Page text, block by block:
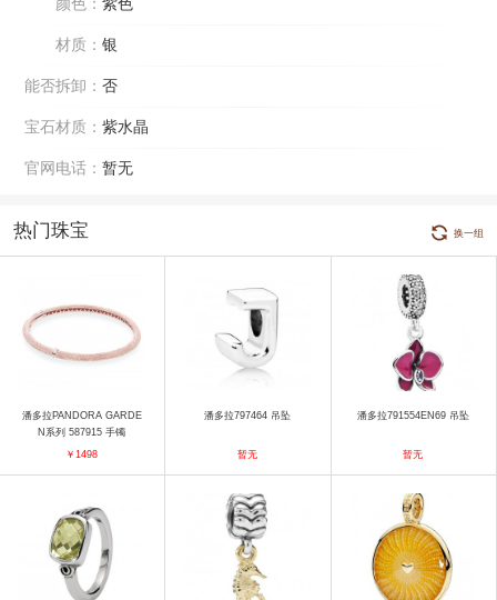
材质： 银
能否拆卸： 否
宝石材质： 紫水晶
官网电话： 暂无
热门珠宝 换一组
潘多拉PANDORA GARDE
N系列 587915 手镯
￥1498
潘多拉797464 吊坠
暂无
潘多拉791554EN69 吊坠
暂无